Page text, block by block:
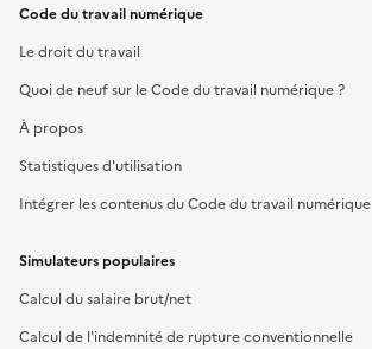
Code du travail numérique
Le droit du travail
Quoi de neuf sur le Code du travail numérique ?
À propos
Statistiques d'utilisation
Intégrer les contenus du Code du travail numérique
Simulateurs populaires
Calcul du salaire brut/net
Calcul de l'indemnité de rupture conventionnelle